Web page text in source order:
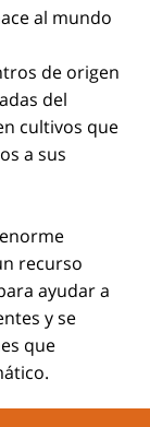
al mundo
de origen
del
cultivos que
a sus
recurso
ayudar a
y se
que